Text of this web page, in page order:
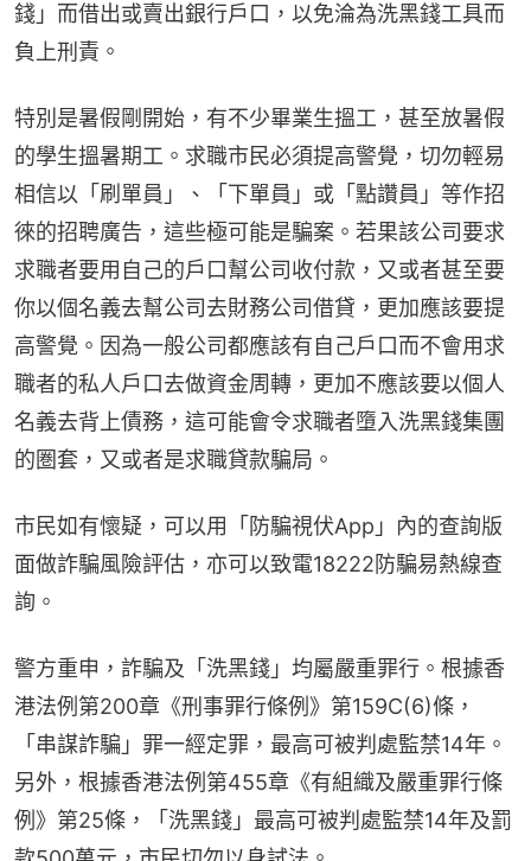
錢」而借出或賣出銀行戶口，以免淪為洗黑錢工具而
負上刑責。
特別是暑假剛開始，有不少畢業生搵工，甚至放暑假
的學生搵暑期工。求職市民必須提高警覺，切勿輕易
相信以「刷單員」、「下單員」或「點讚員」等作招
徠的招聘廣告，這些極可能是騙案。若果該公司要求
求職者要用自己的戶口幫公司收付款，又或者甚至要
你以個名義去幫公司去財務公司借貸，更加應該要提
高警覺。因為一般公司都應該有自己戶口而不會用求
職者的私人戶口去做資金周轉，更加不應該要以個人
名義去背上債務，這可能會令求職者墮入洗黑錢集團
的圏套，又或者是求職貸款騙局。
市民如有懷疑，可以用「防騙視伏App」內的查詢版
面做詐騙風險評估，亦可以致電18222防騙易熱線查
詢。
警方重申，詐騙及「洗黑錢」均屬嚴重罪行。根據香
港法例第200章《刑事罪行條例》第159C(6)條，
「串謀詐騙」罪一經定罪，最高可被判處監禁14年。
另外，根據香港法例第455章《有組織及嚴重罪行條
例》第25條，「洗黑錢」最高可被判處監禁14年及罰